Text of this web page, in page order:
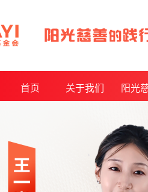
首页 关于我们
发起人介绍
理事会及监事会
基金会章程制度
阳光
月度
审计
公开采购